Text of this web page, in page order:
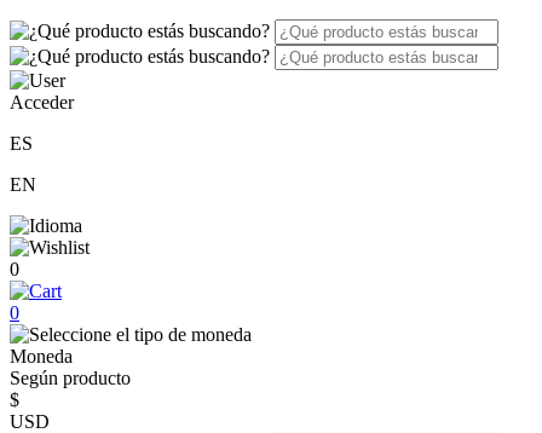
Acceder
ES
EN
0
0
Moneda
Según producto
$
USD